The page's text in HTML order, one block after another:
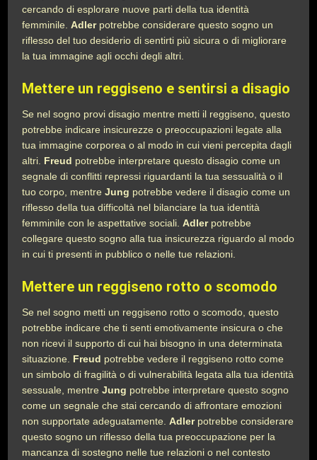
cercando di esplorare nuove parti della tua identità
femminile.Adlerpotrebbe considerare questo sogno un
riflesso del tuo desiderio di sentirti più sicura o di migliorare
la tua immagine agli occhi degli altri.
Mettere un reggiseno e sentirsi a disagio
Se nel sogno provi disagio mentre metti il reggiseno, questo
potrebbe indicare insicurezze o preoccupazioni legate alla
tua immagine corporea o al modo in cui vieni percepita dagli
altri. Freud potrebbe interpretare questo disagio come un
segnale di conflitti repressi riguardanti la tua sessualità o il
tuo corpo, mentreJung potrebbe vedere il disagio come un
riflesso della tua difficoltà nel bilanciare la tua identità
femminile con le aspettative sociali.Adlerpotrebbe
collegare questo sogno alla tua insicurezza riguardo al modo
in cui ti presenti in pubblico o nelle tue relazioni.
Mettere un reggiseno rotto o scomodo
Se nel sogno metti un reggiseno rotto o scomodo, questo
potrebbe indicare che ti senti emotivamente insicura o che
non ricevi il supporto di cui hai bisogno in una determinata
situazione. Freud potrebbe vedere il reggiseno rotto come
un simbolo di fragilità o di vulnerabilità legata alla tua identità
sessuale, mentreJung potrebbe interpretare questo sogno
come un segnale che stai cercando di affrontare emozioni
non supportate adeguatamente.Adlerpotrebbe considerare
questo sogno un riflesso della tua preoccupazione per la
mancanza di sostegno nelle tue relazioni o nel contesto